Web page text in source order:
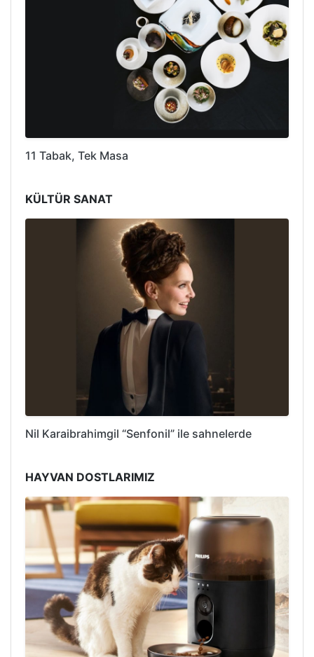
11 Tabak, Tek Masa
KÜLTÜR SANAT
Nil Karaibrahimgil “Senfonil” ile sahnelerde
HAYVAN DOSTLARIMIZ